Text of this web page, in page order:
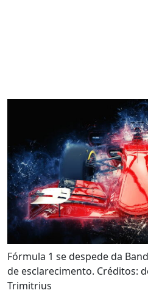
Fórmula 1 se despede da
de esclarecimento. Créditos:
Trimitrius